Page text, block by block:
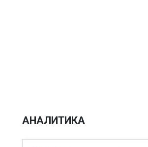
АНАЛИТИКА